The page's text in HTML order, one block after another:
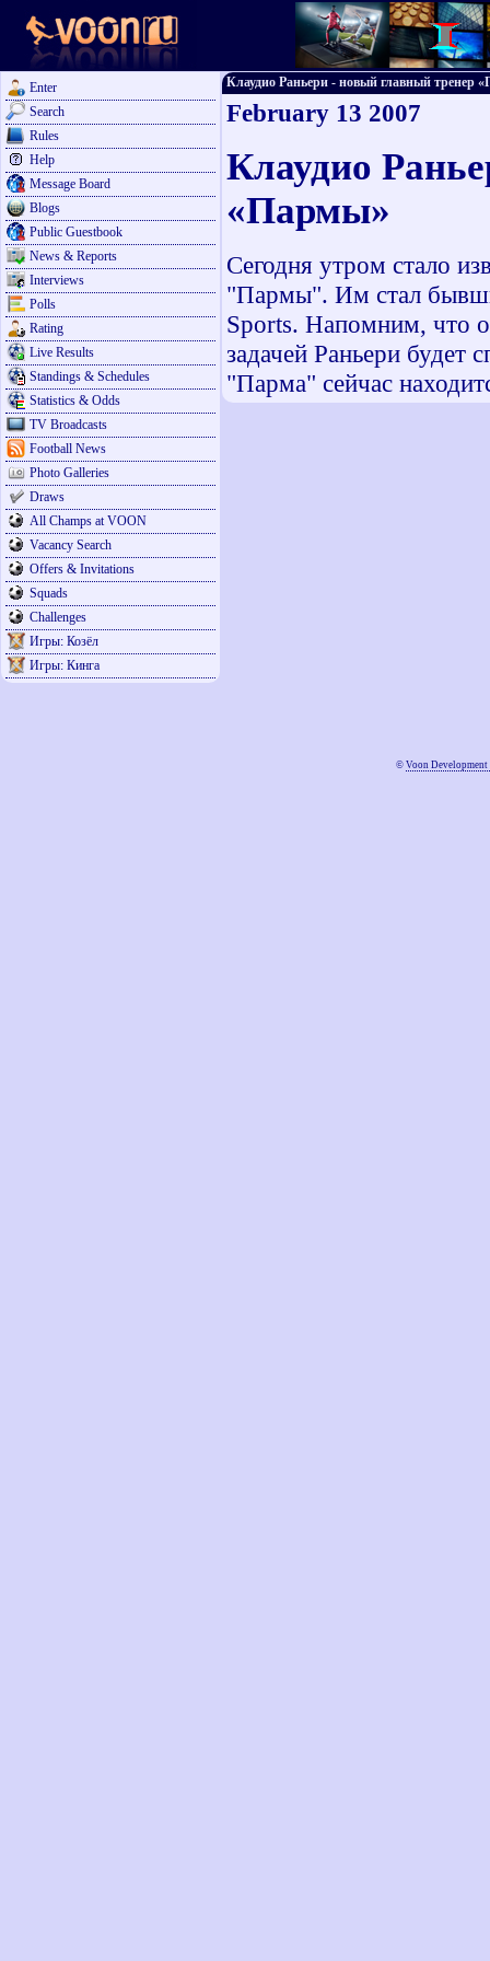
Enter
Search
Rules
Help
Message Board
Blogs
Public Guestbook
News & Reports
Interviews
Polls
Rating
Live Results
Standings & Schedules
Statistics & Odds
TV Broadcasts
Football News
Photo Galleries
Draws
All Champs at VOON
Vacancy Search
Offers & Invitations
Squads
Challenges
Игры: Козёл
Игры: Кинга
Клаудио Раньери - новый главный тренер
February 13 2007
Клаудио
«Пармы»
Сегодня утром стало
"Пармы". Им стал
Sports. Напомним, что
задачей Раньери будет
"Парма" сейчас
© Voon Development